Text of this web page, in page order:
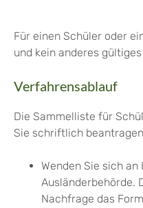
Für einen Schüler oder
und kein anderes
Verfahrensablauf
Die Sammelliste für
Sie schriftlich
Wenden Sie sich
Ausländerbehörde.
Nachfrage das